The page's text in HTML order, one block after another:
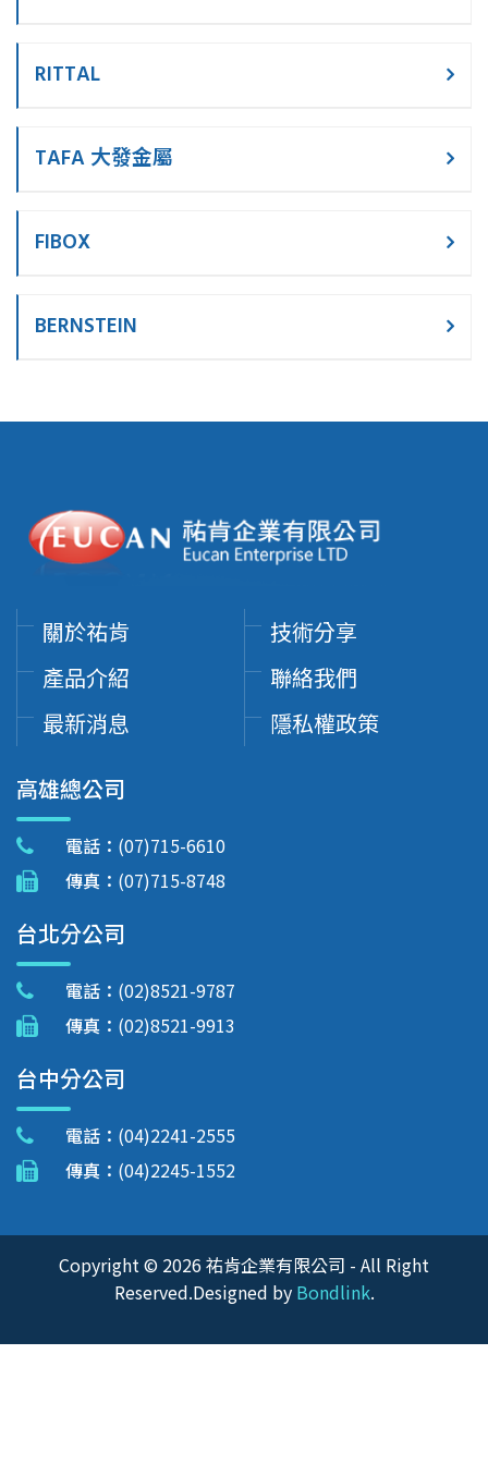
RITTAL
TAFA 大發金屬
FIBOX
BERNSTEIN
關於祐肯
產品介紹
最新消息
技術分享
聯絡我們
隱私權政策
高雄總公司
電話： (07)715-6610
傳真： (07)715-8748
台北分公司
電話： (02)8521-9787
傳真： (02)8521-9913
台中分公司
電話： (04)2241-2555
傳真： (04)2245-1552
Copyright © 2026 祐肯企業有限公司 - All Right
Reserved.Designed by Bondlink.